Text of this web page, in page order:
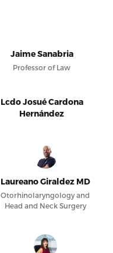
Jaime Sanabria
Professor of Law
Lcdo Josué Cardona
Hernández
Laureano Giraldez MD
Otorhinolaryngology and
Head and Neck Surgery